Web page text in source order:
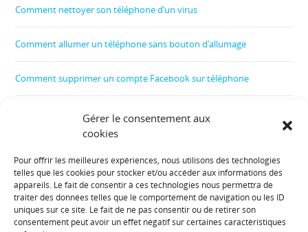
Gérer le consentement aux
cookies
Pour offrir les meilleures expériences, nous utilisons des technologies
telles que les cookies pour stocker et/ou accéder aux informations des
appareils. Le fait de consentir à ces technologies nous permettra de
traiter des données telles que le comportement de navigation ou les ID
uniques sur ce site. Le fait de ne pas consentir ou de retirer son
consentement peut avoir un effet négatif sur certaines caractéristiques
Comment nettoyer son téléphone d’un virus
Comment allumer un téléphone sans bouton d’allumage
Comment supprimer un compte Facebook sur téléphone
Comment créer un film
Informations diverses :
Plan de site